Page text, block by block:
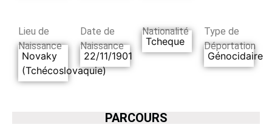
Lieu de
Naissance
Novaky
(Tchécoslovaquie)
Date de
Naissance
22/11/1901
Nationalité
Tcheque
Type de
Déportation
Génocidaire
PARCOURS